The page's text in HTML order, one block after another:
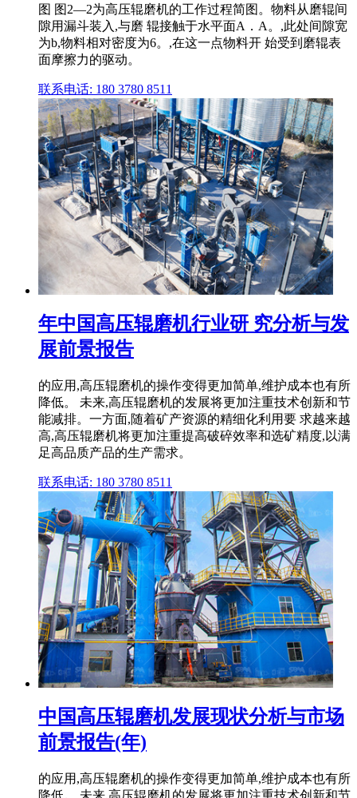
图 图2—2为高压辊磨机的工作过程简图。物料从磨辊间
隙用漏斗装入,与磨 辊接触于水平面A．A。,此处间隙宽
为b,物料相对密度为6。,在这一点物料开 始受到磨辊表
面摩擦力的驱动。
联系电话: 180 3780 8511
年中国高压辊磨机行业研 究分析与发
展前景报告
的应用,高压辊磨机的操作变得更加简单,维护成本也有所
降低。 未来,高压辊磨机的发展将更加注重技术创新和节
能减排。一方面,随着矿产资源的精细化利用要 求越来越
高,高压辊磨机将更加注重提高破碎效率和选矿精度,以满
足高品质产品的生产需求。
联系电话: 180 3780 8511
中国高压辊磨机发展现状分析与市场
前景报告(年)
的应用,高压辊磨机的操作变得更加简单,维护成本也有所
降低。 未来,高压辊磨机的发展将更加注重技术创新和节